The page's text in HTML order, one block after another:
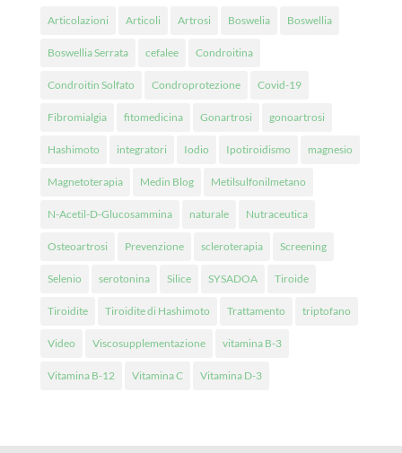
Articolazioni Articoli Artrosi Boswelia Boswellia
Boswellia Serrata cefalee Condroitina
Condroitin Solfato Condroprotezione Covid-19
Fibromialgia fitomedicina Gonartrosi gonoartrosi
Hashimoto integratori Iodio Ipotiroidismo magnesio
Magnetoterapia Medin Blog Metilsulfonilmetano
N-Acetil-D-Glucosammina naturale Nutraceutica
Osteoartrosi Prevenzione scleroterapia Screening
Selenio serotonina Silice SYSADOA Tiroide
Tiroidite Tiroidite di Hashimoto Trattamento triptofano
Video Viscosupplementazione vitamina B-3
Vitamina B-12 Vitamina C Vitamina D-3